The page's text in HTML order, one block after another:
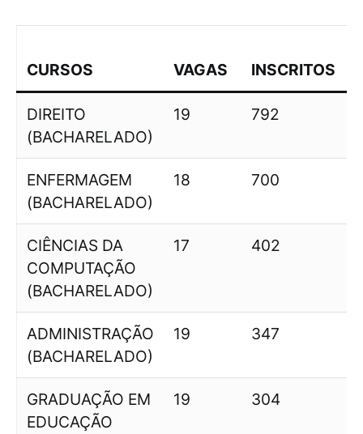
CURSOS VAGAS INSCRITOS
DIREITO
(BACHARELADO)
19 792
ENFERMAGEM
(BACHARELADO)
18 700
CIÊNCIAS DA
COMPUTAÇÃO
(BACHARELADO)
17 402
ADMINISTRAÇÃO
(BACHARELADO)
19 347
GRADUAÇÃO EM
EDUCAÇÃO
19 304